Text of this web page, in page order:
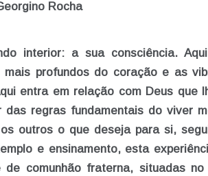
Rocha
interior: a sua consciência.
profundos do coração e as
entra em relação com Deus que
regras fundamentais do viver
outros o que deseja para si,
e ensinamento, esta
comunhão fraterna, situadas